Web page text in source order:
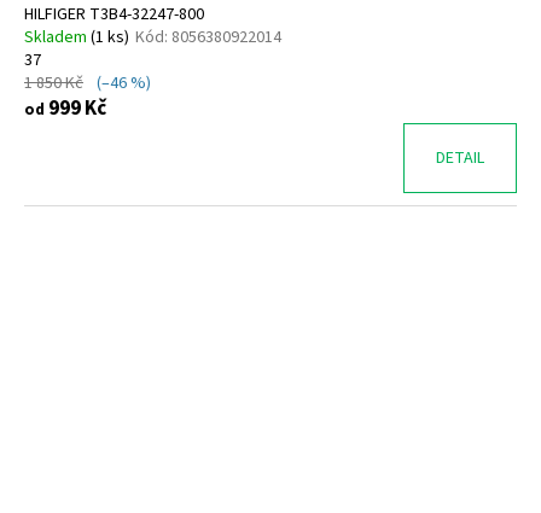
HILFIGER T3B4-32247-800
Skladem (1 ks) Kód: 8056380922014
37
1 850 Kč (–46 %)
od 999 Kč
DETAIL